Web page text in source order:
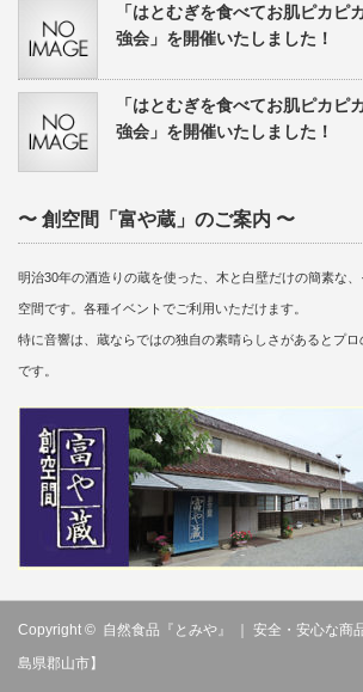
「はとむぎを食べてお肌ピカピ
強会」を開催いたしました！
「はとむぎを食べてお肌ピカピ
強会」を開催いたしました！
〜 創空間「富や蔵」のご案内 〜
明治30年の酒造りの蔵を使った、木と白壁だけの簡素な
空間です。各種イベントでご利用いただけます。
特に音響は、蔵ならではの独自の素晴らしさがあるとプ
です。
Copyright © 自然食品『とみや』 ｜ 安全・安心な商
島県郡山市】